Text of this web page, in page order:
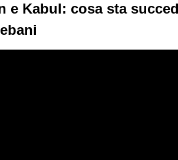
e Kabul: cosa sta